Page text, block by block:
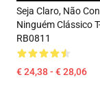
Seja Claro, Não
Ninguém Clássico
RB0811
€ 24,38 - € 28,06